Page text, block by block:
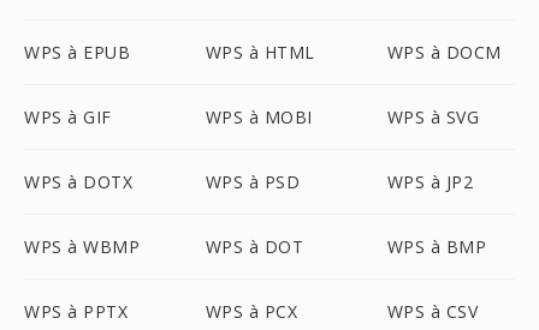
WPS à EPUB WPS à HTML WPS à DOCM
WPS à GIF WPS à MOBI WPS à SVG
WPS à DOTX WPS à PSD WPS à JP2
WPS à WBMP WPS à DOT WPS à BMP
WPS à PPTX WPS à PCX WPS à CSV